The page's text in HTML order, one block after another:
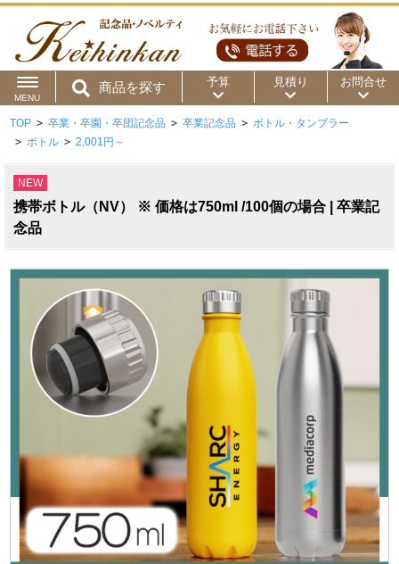
MENU
商品を探す 予算
用途から
価格帯から
～50円 ～100円 ～200円
～15,000円 ～20,000円 ～30,000円
～50,000円 50,001円～
見積り お問合せ
TOP > 卒業・卒園・卒団記念品 > 卒業記念品 > ボトル・タンブラー
> ボトル > 2,001円～
NEW
携帯ボトル（NV） ※ 価格は750ml /100個の場合 | 卒業記
念品